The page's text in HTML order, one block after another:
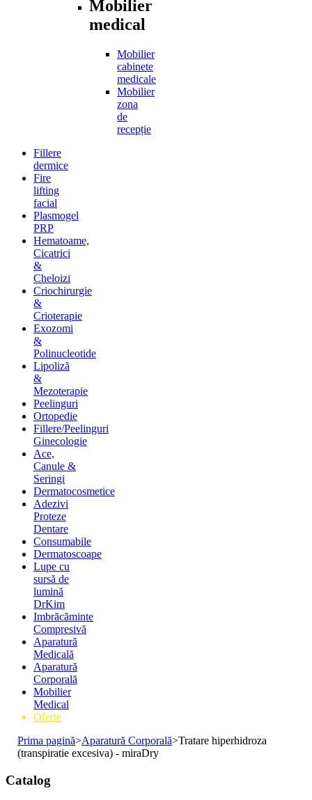
Mobilier
medical
Mobilier
cabinete
medicale
Mobilier
zona
de
recepție
Fillere
dermice
Fire
lifting
facial
Plasmogel
PRP
Hematoame,
Cicatrici
&
Cheloizi
Criochirurgie
&
Crioterapie
Exozomi
&
Polinucleotide
Lipoliză
&
Mezoterapie
Peelinguri
Ortopedie
Fillere/Peelinguri
Ginecologie
Ace,
Canule &
Seringi
Dermatocosmetice
Adezivi
Proteze
Dentare
Consumabile
Dermatoscoape
Lupe cu
sursă de
lumină
DrKim
Imbrăcăminte
Compresivă
Aparatură
Medicală
Aparatură
Corporală
Mobilier
Medical
Oferte
Prima pagină>Aparatură Corporală>Tratare hiperhidroza
(transpiratie excesiva) - miraDry
Catalog